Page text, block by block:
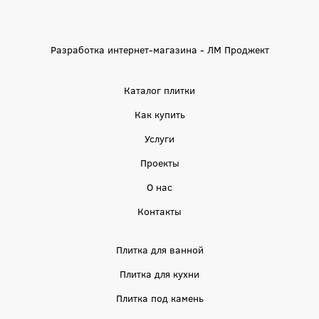
Разработка интернет-магазина - ЛМ Проджект
Каталог плитки
Как купить
Услуги
Проекты
О нас
Контакты
Плитка для ванной
Плитка для кухни
Плитка под камень